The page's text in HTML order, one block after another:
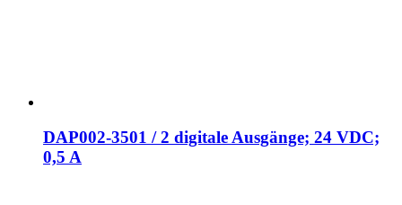
DAP002-3501 / 2 digitale Ausgänge; 24 VDC;
0,5 A